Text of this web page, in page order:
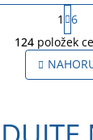
O
v
l
á
c
S
t
r
á
n
k
á
n
1
6
124 položek